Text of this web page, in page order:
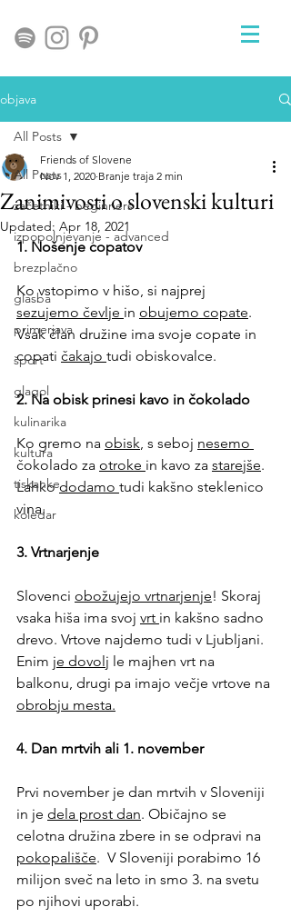
objava
All Posts
začetniki - beginners
izpopolnjevanje - advanced
brezplačno
glasba
primerjava
šport
glagol
kulinarika
kultura
tiskanke
koledar
All Posts
Zanimivosti o slovenski kulturi
Friends of Slovene
Nov 1, 2020 Branje traja 2 min
Updated: Apr 18, 2021
1. Nošenje copatov
Ko vstopimo v hišo, si najprej
sezujemo čevlje in obujemo copate.
Vsak član družine ima svoje copate in
copati čakajo tudi obiskovalce.
2. Na obisk prinesi kavo in čokolado
Ko gremo na obisk, s seboj nesemo
čokolado za otroke in kavo za starejše.
Lahko dodamo tudi kakšno steklenico
vina.
3. Vrtnarjenje
Slovenci obožujejo vrtnarjenje! Skoraj
vsaka hiša ima svoj vrt in kakšno sadno
drevo. Vrtove najdemo tudi v Ljubljani.
Enim je dovolj le majhen vrt na
balkonu, drugi pa imajo večje vrtove na
obrobju mesta.
4. Dan mrtvih ali 1. november
Prvi november je dan mrtvih v Sloveniji
in je dela prost dan. Običajno se
celotna družina zbere in se odpravi na
pokopališče.  V Sloveniji porabimo 16
milijon sveč na leto in smo 3. na svetu
po njihovi uporabi.